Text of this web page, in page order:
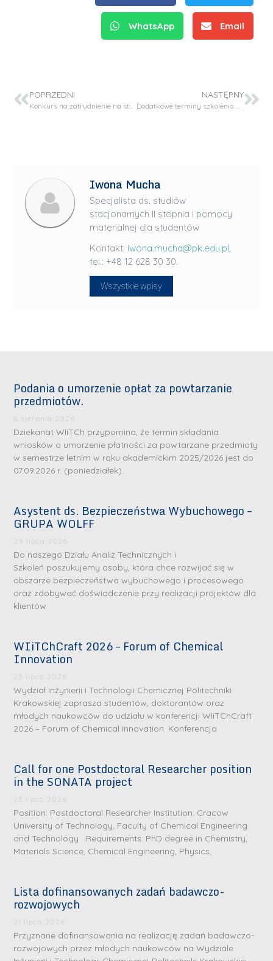
WhatsApp Email
POPRZEDNI
Konkurs na zatrudnienie na stanowisko typu post-doc w projekcie: OPUS (NCN)
NASTĘPNY
Dodatkowe terminy szkolenia bibliotecznego.
Iwona Mucha
Specjalista ds. studiów
stacjonarnych II stopnia i pomocy
materialnej dla studentów
Kontakt: iwona.mucha@pk.edu.pl,
tel.: +48 12 628 30 30.
Wszystkie wpisy
Podania o umorzenie opłat za powtarzanie
przedmiotów.
6 sierpnia 2026
Dziekanat WIiTCh przypomina, że termin składania
wniosków o umorzenie płatności za powtarzane przedmioty
w semestrze letnim w roku akademickim 2025/2026 jest do
07.09.2026 r. (poniedziałek).
Asystent ds. Bezpieczeństwa Wybuchowego –
GRUPA WOLFF
29 lipca 2026
Do naszego Działu Analiz Technicznych i
Szkoleń poszukujemy osoby, która chce rozwijać się w
obszarze bezpieczeństwa wybuchowego i procesowego
oraz zdobywać doświadczenie przy realizacji projektów dla
klientów
WIiTChCraft 2026 – Forum of Chemical
Innovation
23 lipca 2026
Wydział Inżynierii i Technologii Chemicznej Politechniki
Krakowskiej zaprasza studentów, doktorantów oraz
młodych naukowców do udziału w konferencji WIiTChCraft
2026 – Forum of Chemical Innovation. Konferencja
Call for one Postdoctoral Researcher position
in the SONATA project
23 lipca 2026
Position: Postdoctoral Researcher Institution: Cracow
University of Technology, Faculty of Chemical Engineering
and Technology Requirements: PhD degree in Chemistry,
Materials Science, Chemical Engineering, Physics,
Lista dofinansowanych zadań badawczo-
rozwojowych
21 lipca 2026
Przyznane dofinansowania na realizację zadań badawczo-
rozwojowych przez młodych naukowców na Wydziale
S
r
e
b